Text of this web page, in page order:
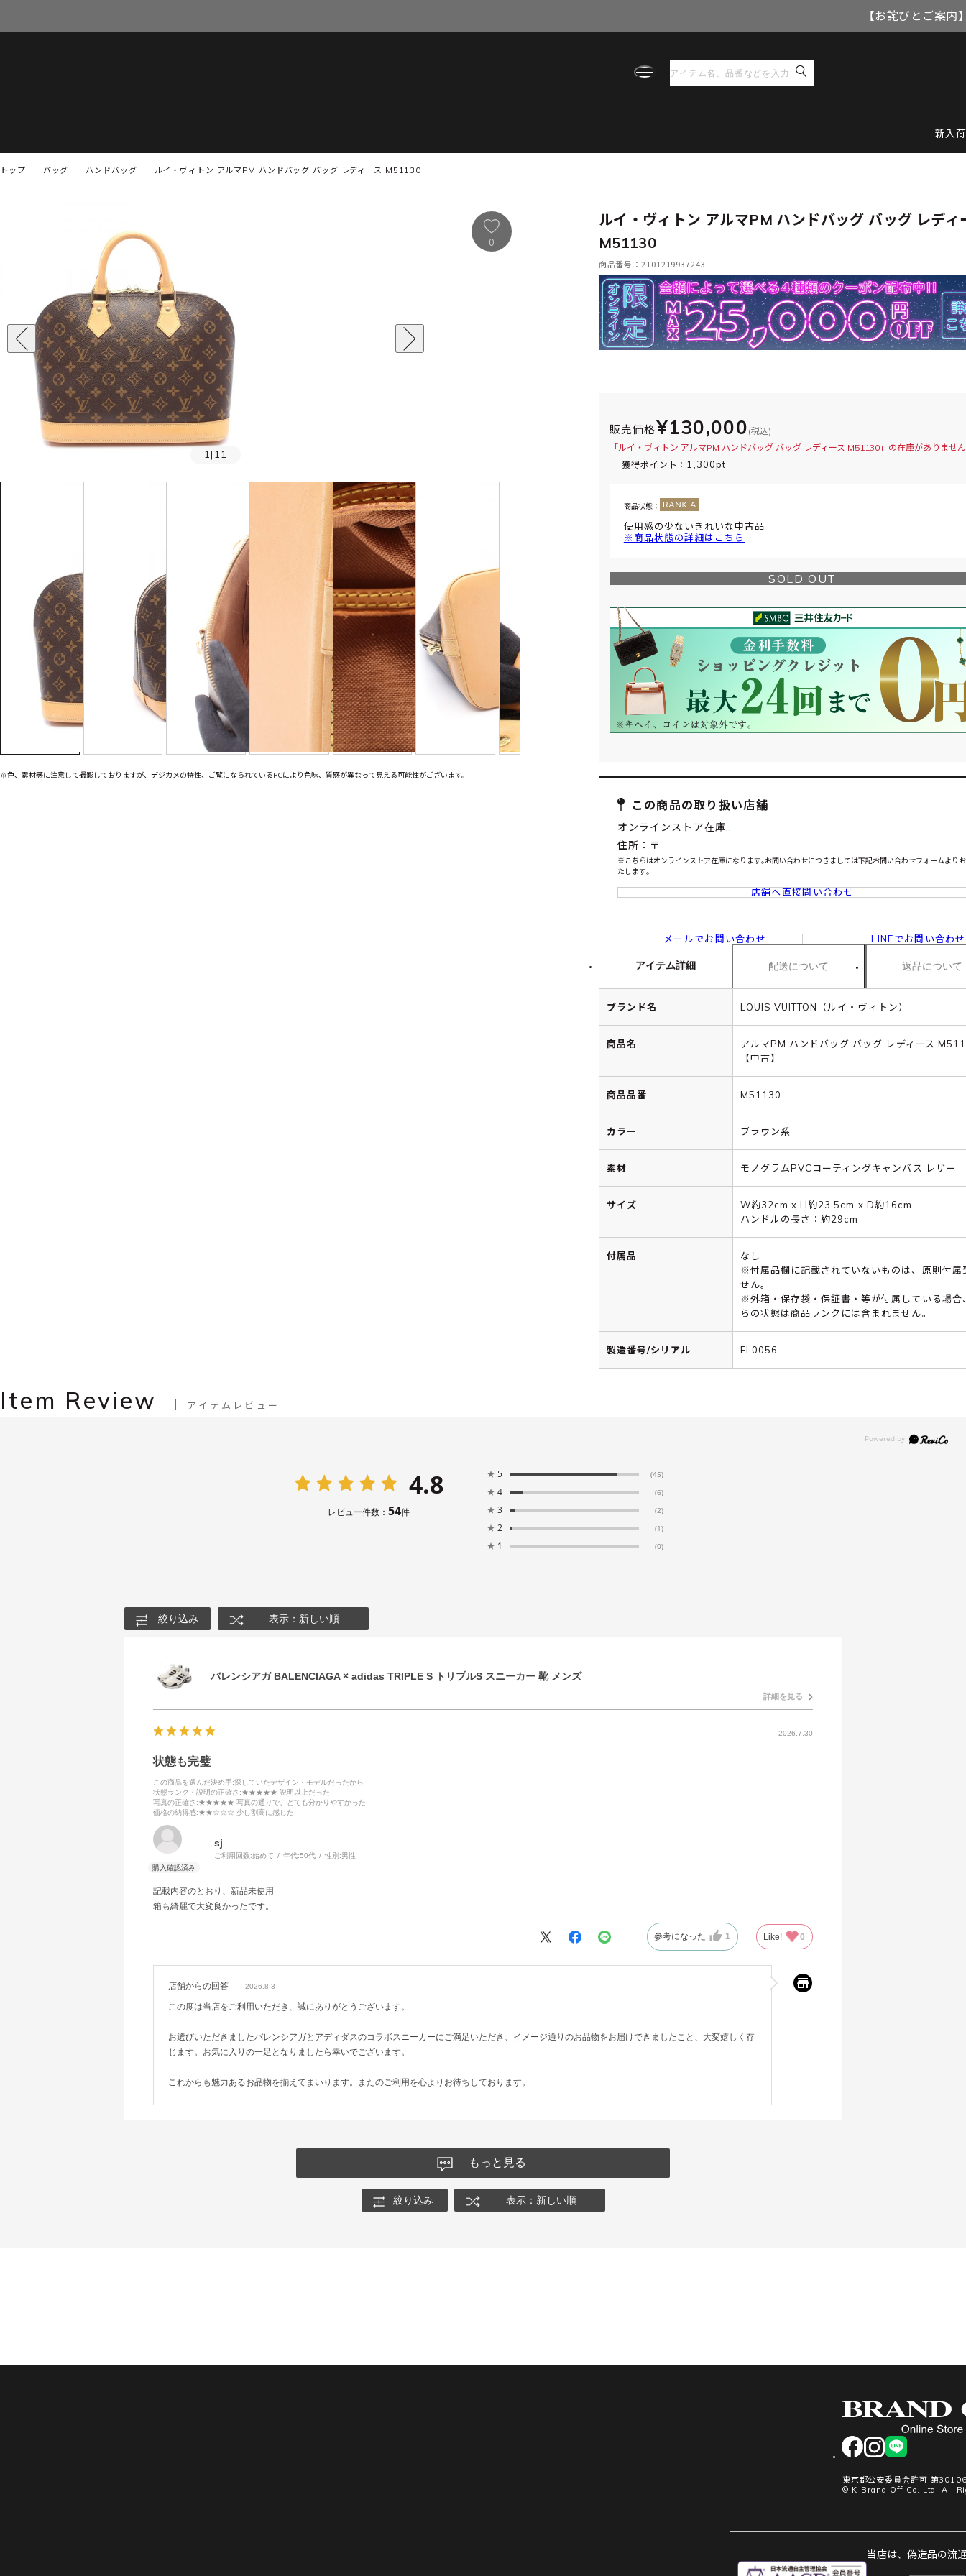
【お詫びとご案
新入荷
トップ ルイ・ヴィトン アルマPM ハンドバッグ バッグ レディース M51130
バッグ ハンドバッグ
1| 11
0
※色、素材感に注意して撮影しておりますが、デジカメの特性、ご覧になられているPCにより色味、質感が異なって見える可能性がございます。
ルイ・ヴィトン アルマPM ハンドバッグ バッグ レディ
M51130
商品番号：2101219937243
販売価格¥130,000 (税込)
「ルイ・ヴィトン アルマPM ハンドバッグ バッグ レディース M51130」の在庫がありませ
獲得ポイント： 1,300pt
商品状態：
使用感の少ないきれいな中古品
※商品状態の詳細はこちら
SOLD OUT
この商品の取り扱い店舗
オンラインストア在庫..
住所：〒
※こちらはオンラインストア在庫になります｡お問い合わせにつきましては下記お問い合わせフォームより
たします｡
店舗へ直接問い合わせ
メールでお問い合わせ LINEでお問い合わせ
アイテム詳細 配送について 返品について
ブランド名 LOUIS VUITTON（ルイ・ヴィトン）
商品名
アルマPM ハンドバッグ バッグ レディース
【中古】
商品品番 M51130
カラー ブラウン系
素材 モノグラムPVCコーティングキャンバス レザー
サイズ
W約32cm x H約23.5cm x D約16cm
ハンドルの長さ：約29cm
付属品
なし
※付属品欄に記載されていないものは、原則付属
せん。
※外箱・保存袋・保証書・等が付属している場合
らの状態は商品ランクには含まれません。
製造番号/シリアル FL0056
Item Review アイテムレビュー
4.8
レビュー件数： 54件
★ 5 (45)
★ 4 (6)
★ 3 (2)
★ 2 (1)
★ 1 (0)
絞り込み 表示：新しい順
バレンシアガ BALENCIAGA × adidas TRIPLE S トリプルS スニーカー 靴 メンズ
詳細を見る
2026.7.30
状態も完璧
この商品を選んだ決め手:探していたデザイン・モデルだったから
状態ランク・説明の正確さ :★★★★★ 説明以上だった
写真の正確さ :★★★★★ 写真の通りで、とても分かりやすかった
価格の納得感:★★☆☆☆ 少し割高に感じた
sj
ご利用回数:始めて 年代:50代 性別:男性
記載内容のとおり、新品未使用
箱も綺麗で大変良かったです。
参考になった 1 Like! 0
店舗からの回答 2026.8.3
この度は当店をご利用いただき、誠にありがとうございます。
お選びいただきましたバレンシアガとアディダスのコラボスニーカーにご満足いただき、イメージ通りのお品物をお届けできましたこと、大変嬉しく存
じます。お気に入りの一足となりましたら幸いでございます。
これからも魅力あるお品物を揃えてまいります。またのご利用を心よりお待ちしております。
もっと見る
絞り込み 表示：新しい順
facebookinstagram
LINE
東京都公安委員会許可 第
© K-Brand Off Co.,Ltd. All
当店は、偽造品の流